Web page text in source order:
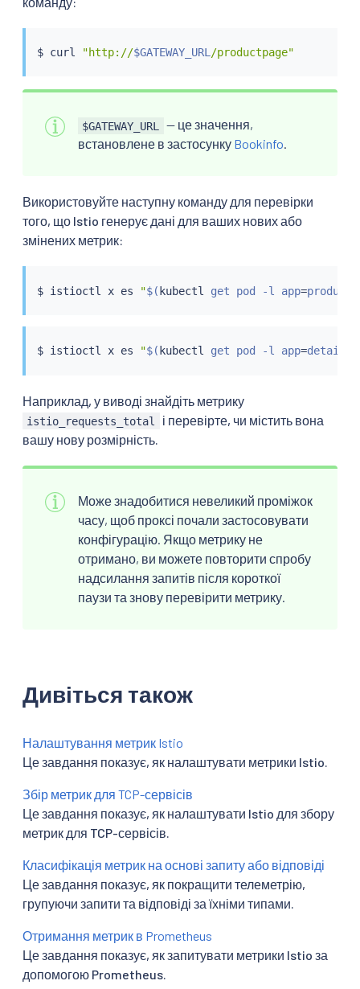
$ curl "http://$GATEWAY_URL /productpage"
$GATEWAY_URL
— це значення,
встановлене в застосунку Bookinfo.
Використовуйте наступну команду для перевірки
того, що Istio генерує дані для ваших нових або
змінених метрик:
$ istioctl x es "$( kubectl get pod -l app=
$ istioctl x es "$( kubectl get pod -l app=details
Наприклад, у виводі знайдіть метрику
istio_requests_total
і перевірте, чи містить вона
вашу нову розмірність.
Може знадобитися невеликий проміжок
часу, щоб проксі почали застосовувати
конфігурацію. Якщо метрику не
отримано, ви можете повторити спробу
надсилання запитів після короткої
паузи та знову перевірити метрику.
Дивіться також
Налаштування метрик Istio
Це завдання показує, як налаштувати метрики Istio.
Збір метрик для TCP-сервісів
Це завдання показує, як налаштувати Istio для збору
метрик для TCP-сервісів.
Класифікація метрик на основі запиту або відповіді
Це завдання показує, як покращити телеметрію,
групуючи запити та відповіді за їхніми типами.
Отримання метрик в Prometheus
Це завдання показує, як запитувати метрики Istio за
допомогою Prometheus.